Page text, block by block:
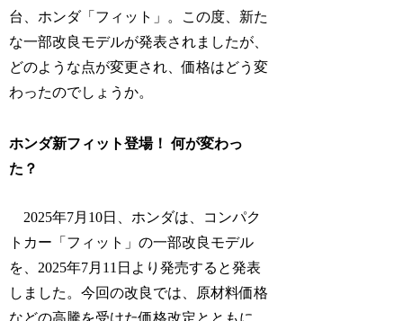
台、ホンダ「フィット」。この度、新た
な一部改良モデルが発表されましたが、
どのような点が変更され、価格はどう変
わったのでしょうか。
ホンダ新フィット登場！ 何が変わっ
た？
2025年7月10日、ホンダは、コンパク
トカー「フィット」の一部改良モデル
を、2025年7月11日より発売すると発表
しました。今回の改良では、原材料価格
などの高騰を受けた価格改定とともに、